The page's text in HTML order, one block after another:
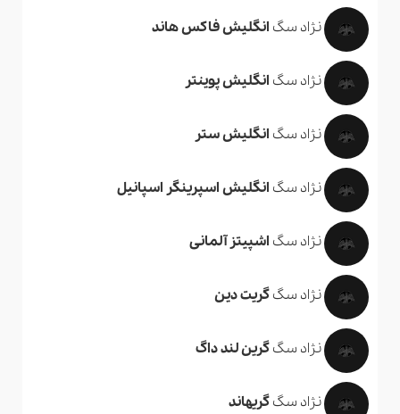
نژاد سگ انگلیش فاکس هاند
نژاد سگ انگلیش پوینتر
نژاد سگ انگلیش ستر
نژاد سگ انگلیش اسپرینگر اسپانیل
نژاد سگ اشپیتز آلمانی
نژاد سگگریت دین
نژاد سگگرین لند داگ
نژاد سگگریهاند